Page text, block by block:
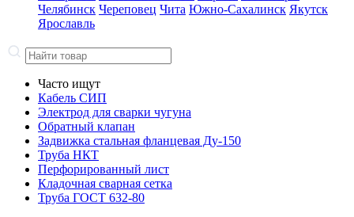
Челябинск Череповец Чита Южно-Сахалинск Якутск
Ярославль
Часто ищут
Кабель СИП
Электрод для сварки чугуна
Обратный клапан
Задвижка стальная фланцевая Ду-150
Труба НКТ
Перфорированный лист
Кладочная сварная сетка
Труба ГОСТ 632-80